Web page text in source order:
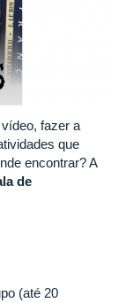
fazer a
que
encontrar? A
de
(até 20